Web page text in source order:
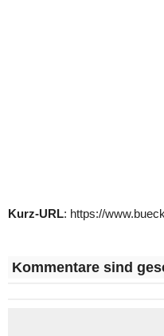
Kurz-URL: https://
Kommentare sind